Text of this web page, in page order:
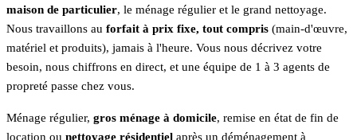
maison de particulier, le ménage régulier et le grand nettoyage.
Nous travaillons au forfait à prix fixe, tout compris (main-d'œuvre,
matériel et produits), jamais à l'heure. Vous nous décrivez votre
besoin, nous chiffrons en direct, et une équipe de 1 à 3 agents de
propreté passe chez vous.
Ménage régulier, gros ménage à domicile, remise en état de fin de
location ou nettoyage résidentiel après un déménagement à